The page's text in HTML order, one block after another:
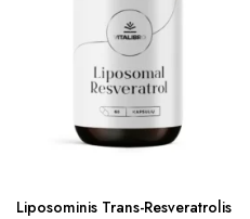
Liposominis Trans-Resveratrolis